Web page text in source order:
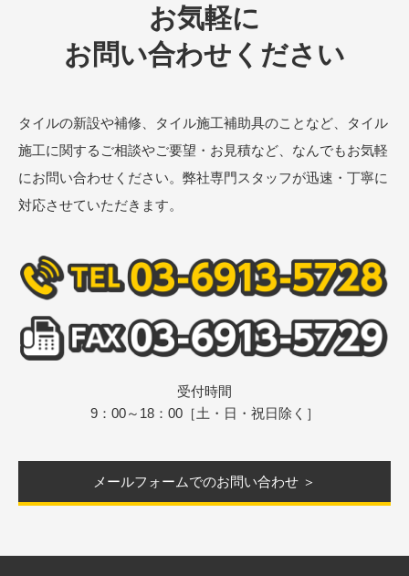
お気軽に
お問い合わせください
タイルの新設や補修、タイル施工補助具のことなど、タイル
施工に関するご相談やご要望・お見積など、なんでもお気軽
にお問い合わせください。弊社専門スタッフが迅速・丁寧に
対応させていただきます。
受付時間
9：00～18：00［土・日・祝日除く］
メールフォームでのお問い合わせ ＞